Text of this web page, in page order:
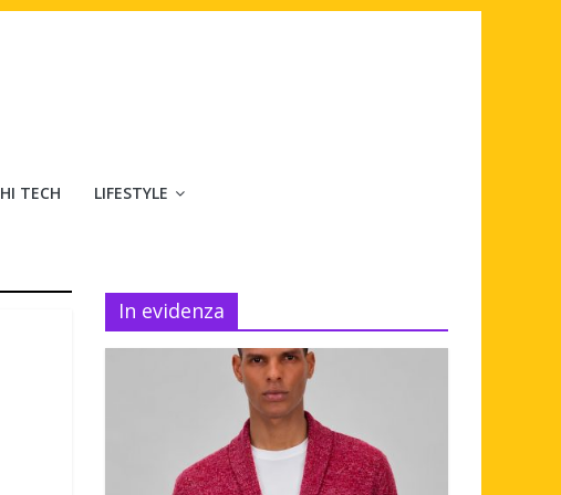
HI TECH LIFESTYLE
In evidenza